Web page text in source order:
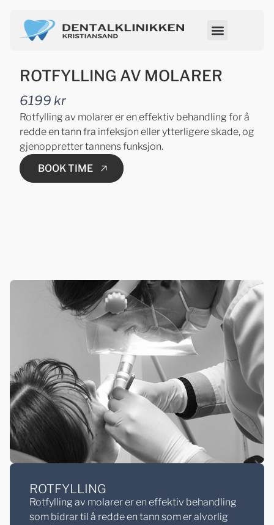
ROTFYLLING AV MOLARER
6199 kr
Rotfylling av molarer er en effektiv behandling for å
redde en tann fra infeksjon eller ytterligere skade, og
gjenoppretter tannens funksjon.
BOOK TIME
ROTFYLLING
Rotfylling av molarer er en effektiv behandling
som bidrar til å redde en tann som er alvorlig